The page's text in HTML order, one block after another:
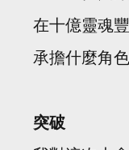
在十億靈魂
承擔什麼角
突破